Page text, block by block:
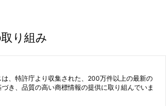
り組み
は、特許庁より収集された、200万件以上の最新の
き、品質の高い商標情報の提供に取り組んでいま